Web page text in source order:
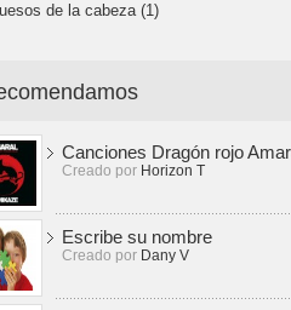
de la cabeza (1)
Canciones Dragón rojo
Creado por Horizon T
Escribe su nombre
Creado por Dany V